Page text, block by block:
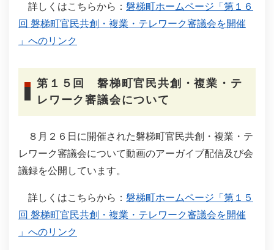
詳しくはこちらから： 磐梯町ホームページ「第１６
回 磐梯町官民共創・複業・テレワーク審議会を開催
」へのリンク
第１５回 磐梯町官民共創・複業・テ
レワーク審議会について
８月２６日に開催された磐梯町官民共創・複業・テ
レワーク審議会について動画のアーガイブ配信及び会
議録を公開しています。
詳しくはこちらから： 磐梯町ホームページ「第１５
回 磐梯町官民共創・複業・テレワーク審議会を開催
」へのリンク